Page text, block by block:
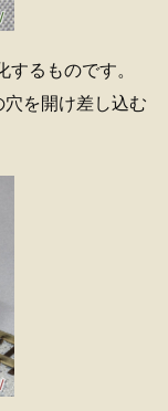
るものです。
を開け差し込む